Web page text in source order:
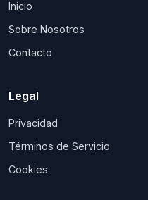
Inicio
Sobre Nosotros
Contacto
Legal
Privacidad
Términos de Servicio
Cookies